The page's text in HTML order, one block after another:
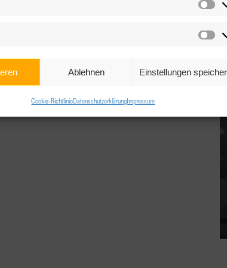
Ablehnen Einstellungen
Cookie-RichtlinieDatenschutzerklärungImpressum
friendly Arbeitskultur Hannah
Herausforderungen und Veränderungen
erleben [...]